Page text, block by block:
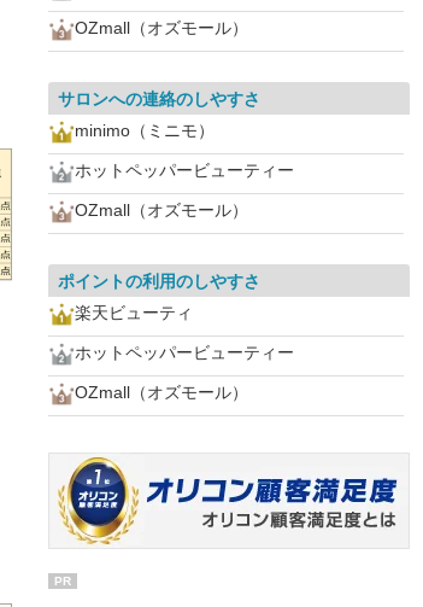
OZmall（オズモール）
サロンへの連絡のしやすさ
minimo（ミニモ）
ホットペッパービューティー
OZmall（オズモール）
ポイントの利用のしやすさ
楽天ビューティ
ホットペッパービューティー
OZmall（オズモール）
PR